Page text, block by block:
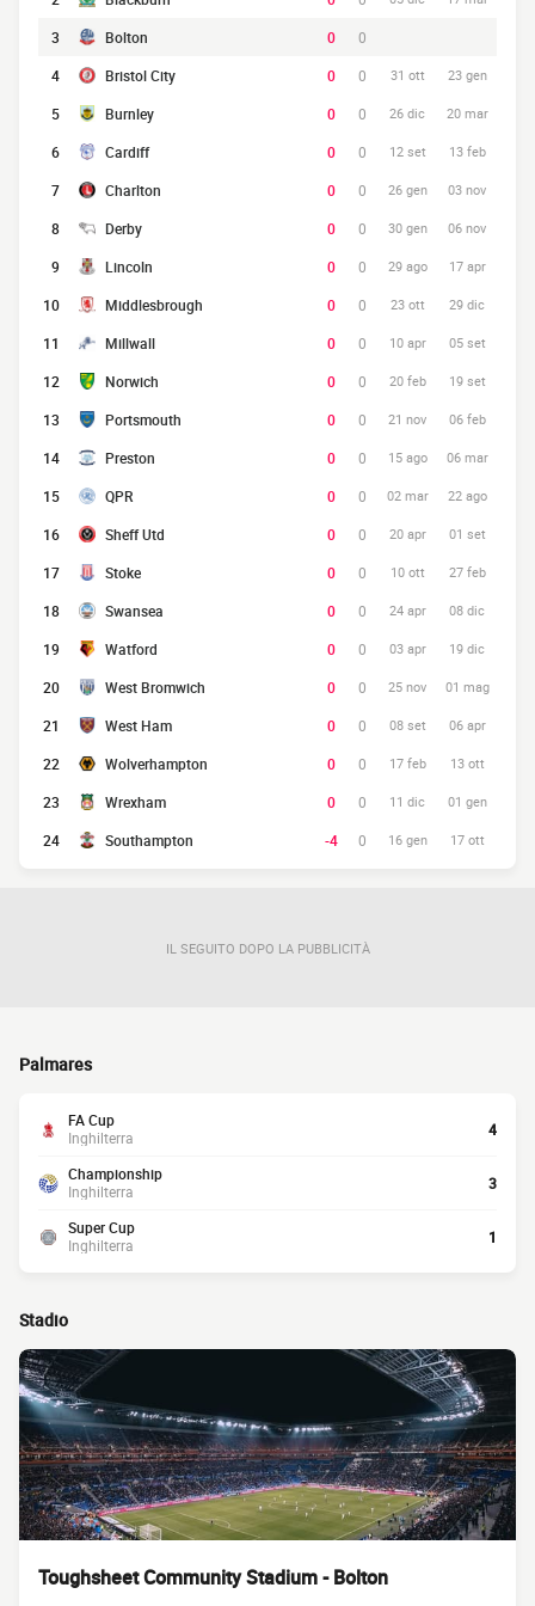
3 Bolton 0
0
4
Bristol City 0 0 31 ott 23 gen
5 Burnley 0 0 26 dic 20 mar
6 Cardiff 0 0 12 set 13 feb
7 Charlton 0 0 26 gen 03 nov
8 Derby 0 0 30 gen 06 nov
9 Lincoln 0 0 29 ago 17 apr
10 Middlesbrough 0 0 23 ott 29 dic
11 Millwall 0 0 10 apr 05 set
12 Norwich 0 0 20 feb 19 set
13 Portsmouth 0 0 21 nov 06 feb
14 Preston 0 0 15 ago 06 mar
15 QPR 0 0 02 mar 22 ago
16 Sheff Utd 0 0 20 apr 01 set
17 Stoke 0 0 10 ott 27 feb
18 Swansea 0 0 24 apr 08 dic
19 Watford 0 0 03 apr 19 dic
20 West Bromwich 0 0 25 nov 01 mag
21 West Ham 0 0 08 set 06 apr
22 Wolverhampton 0 0 17 feb 13 ott
23 Wrexham 0 0 11 dic 01 gen
24 Southampton -4 0 16 gen 17 ott
IL SEGUITO DOPO LA PUBBLICITÀ
Palmares
FA Cup
Inghilterra
4
Championship
Inghilterra
3
Super Cup
Inghilterra
1
Stadio
Toughsheet Community Stadium - Bolton